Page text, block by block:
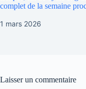
complet de la semaine
1 mars 2026
Laisser un commentaire